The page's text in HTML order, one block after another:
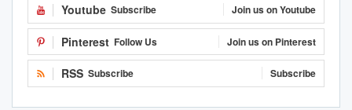
Youtube Subscribe Join us on Youtube
Pinterest Follow Us Join us on Pinterest
RSS Subscribe Subscribe